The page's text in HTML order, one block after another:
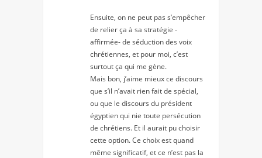
Ensuite, on ne peut pas s’empêcher
de relier ça à sa stratégie -
affirmée- de séduction des voix
chrétiennes, et pour moi, c’est
surtout ça qui me gène.
Mais bon, j’aime mieux ce discours
que s’il n’avait rien fait de spécial,
ou que le discours du président
égyptien qui nie toute persécution
de chrétiens. Et il aurait pu choisir
cette option. Ce choix est quand
même significatif, et ce n’est pas la